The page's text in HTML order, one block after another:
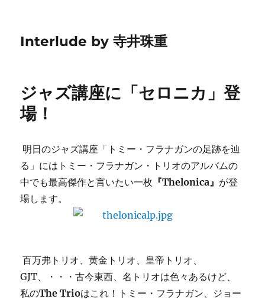
Interlude by 寺井珠重
ジャズ講座に「セロニカ」登
場！
明日のジャズ講座「トミー・フラナガンの足跡を辿
る」にはトミー・フラナガン・トリオのアルバムの
中でも最高傑作と言いたい一枚 『Thelonica』 が登
場します。
百万弗トリオ、黄金トリオ、皇帝トリオ、
GJT、・・・古今東西、名トリオは色々あるけど、
私のThe Trioはこれ！トミー・フラナガン、ジョー